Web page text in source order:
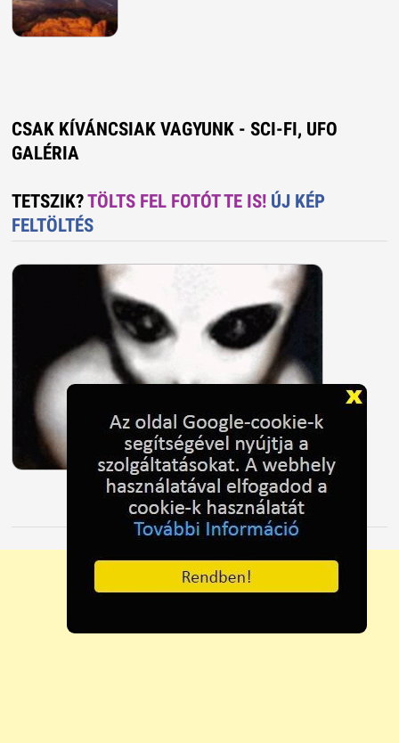
CSAK KÍVÁNCSIAK VAGYUNK - SCI-FI, UFO
GALÉRIA
TETSZIK?TÖLTS FEL FOTÓT TE IS! ÚJ KÉP
FELTÖLTÉS